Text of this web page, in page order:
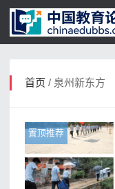
首页 / 泉州新东方
置顶推荐